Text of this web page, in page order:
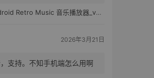
Retro Music 音乐播放器_v6.6.0
2026年3月21日
支持。不知手机端怎么用啊